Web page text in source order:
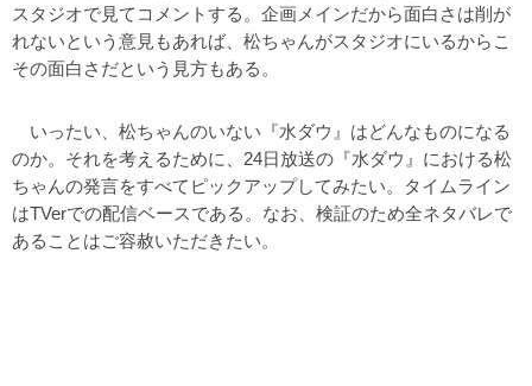
スタジオで見てコメントする。企画メインだから面白さは削が
れないという意見もあれば、松ちゃんがスタジオにいるからこ
その面白さだという見方もある。
いったい、松ちゃんのいない『水ダウ』はどんなものになる
のか。それを考えるために、24日放送の『水ダウ』における松
ちゃんの発言をすべてピックアップしてみたい。タイムライン
はTVerでの配信ベースである。なお、検証のため全ネタバレで
あることはご容赦いただきたい。